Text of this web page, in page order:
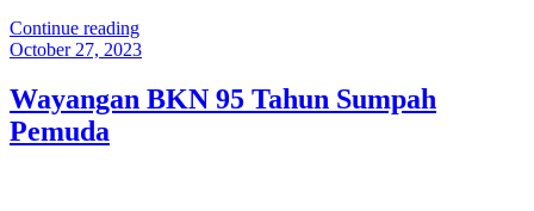
Continue reading“Selamat
Ulang
Calon
Presiden
Posted
October 27, 2023
Wayangan BKN 95 Tahun Sumpah
Pemuda